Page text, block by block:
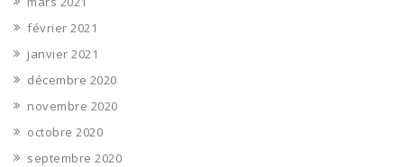
février 2021
janvier 2021
décembre 2020
novembre 2020
octobre 2020
septembre 2020